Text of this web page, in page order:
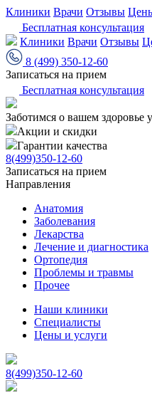
Клиники Врачи Отзывы
Бесплатная консультация
Клиники Врачи Отзывы
8 (499) 350-12-60
Записаться на прием
Бесплатная консультация
Заботимся о вашем здоровье
Акции и скидки
Гарантии качества
8(499)350-12-60
Записаться на прием
Направления
Анатомия
Заболевания
Лекарства
Лечение и диагностика
Ортопедия
Проблемы и травмы
Прочее
Наши клиники
Специалисты
Цены и услуги
8(499)350-12-60